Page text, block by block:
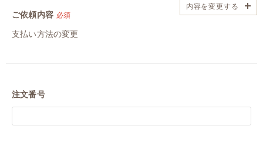
ご依頼内容 必須
支払い方法の変更
内容を変更する
注文番号